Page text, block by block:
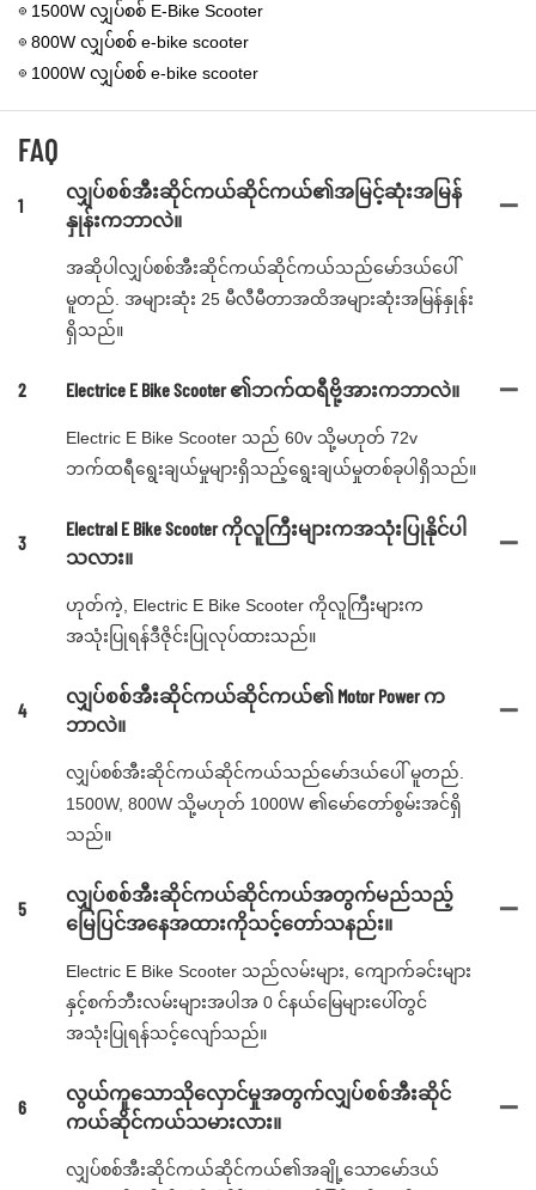
◎ 1500W လျှပ်စစ် E-Bike Scooter
◎ 800W လျှပ်စစ် e-bike scooter
◎ 1000W လျှပ်စစ် e-bike scooter
FAQ
1
လျှပ်စစ်အီးဆိုင်ကယ်ဆိုင်ကယ်၏အမြင့်ဆုံးအမြန်
နှုန်းကဘာလဲ။
အဆိုပါလျှပ်စစ်အီးဆိုင်ကယ်ဆိုင်ကယ်သည်မော်ဒယ်ပေါ်
မူတည်. အများဆုံး 25 မီလီမီတာအထိအများဆုံးအမြန်နှုန်း
ရှိသည်။
2 Electrice E Bike Scooter ၏ဘက်ထရီဗို့အားကဘာလဲ။
Electric E Bike Scooter သည် 60v သို့မဟုတ် 72v
ဘက်ထရီရွေးချယ်မှုများရှိသည့်ရွေးချယ်မှုတစ်ခုပါရှိသည်။
3
Electral E Bike Scooter ကိုလူကြီးများကအသုံးပြုနိုင်ပါ
သလား။
ဟုတ်ကဲ့, Electric E Bike Scooter ကိုလူကြီးများက
အသုံးပြုရန်ဒီဇိုင်းပြုလုပ်ထားသည်။
4
လျှပ်စစ်အီးဆိုင်ကယ်ဆိုင်ကယ်၏ Motor Power က
ဘာလဲ။
လျှပ်စစ်အီးဆိုင်ကယ်ဆိုင်ကယ်သည်မော်ဒယ်ပေါ် မူတည်.
1500W, 800W သို့မဟုတ် 1000W ၏မော်တော်စွမ်းအင်ရှိ
သည်။
5
လျှပ်စစ်အီးဆိုင်ကယ်ဆိုင်ကယ်အတွက်မည်သည့်
မြေပြင်အနေအထားကိုသင့်တော်သနည်း။
Electric E Bike Scooter သည်လမ်းများ, ကျောက်ခင်းများ
နှင့်စက်ဘီးလမ်းများအပါအ 0 င်နယ်မြေများပေါ်တွင်
အသုံးပြုရန်သင့်လျော်သည်။
6
လွယ်ကူသောသိုလှောင်မှုအတွက်လျှပ်စစ်အီးဆိုင်
ကယ်ဆိုင်ကယ်သမားလား။
လျှပ်စစ်အီးဆိုင်ကယ်ဆိုင်ကယ်၏အချို့သောမော်ဒယ်